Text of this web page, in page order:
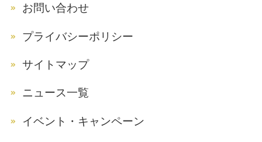
お問い合わせ
プライバシーポリシー
サイトマップ
ニュース一覧
イベント・キャンペーン